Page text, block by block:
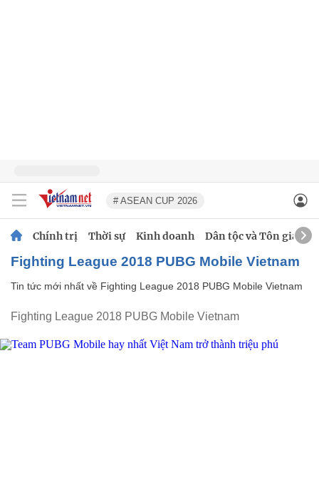
# ASEAN CUP 2026
Chính trị Thời sự Kinh doanh Dân tộc và Tôn giáo
Fighting League 2018 PUBG Mobile Vietnam
Tin tức mới nhất về Fighting League 2018 PUBG Mobile Vietnam
Fighting League 2018 PUBG Mobile Vietnam